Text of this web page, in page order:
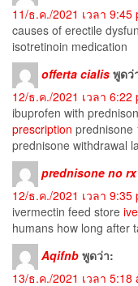
11/ธ.ค./2021 เวลา 9:45
causes of erectile
isotretinoin medication
offerta cialis พูดว่
12/ธ.ค./2021 เวลา 6:22
ibuprofen with
prescription prednisone
prednisone withdrawal
prednisone no rx
12/ธ.ค./2021 เวลา 9:35
ivermectin feed store
humans how long after
Aqifnb พูดว่า:
13/ธ.ค./2021 เวลา 5:18